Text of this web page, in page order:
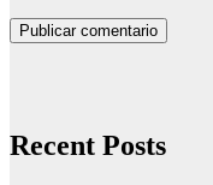
Recent Posts